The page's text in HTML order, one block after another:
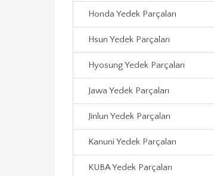
Honda Yedek Parçaları
Hsun Yedek Parçaları
Hyosung Yedek Parçaları
Jawa Yedek Parçaları
Jinlun Yedek Parçaları
Kanuni Yedek Parçaları
KUBA Yedek Parçaları